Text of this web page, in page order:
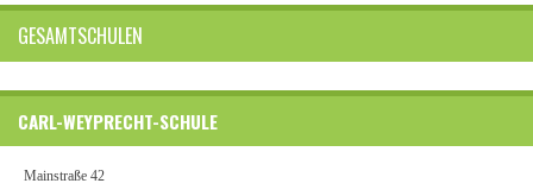
GESAMTSCHULEN
CARL-WEYPRECHT-SCHULE
Mainstraße 42